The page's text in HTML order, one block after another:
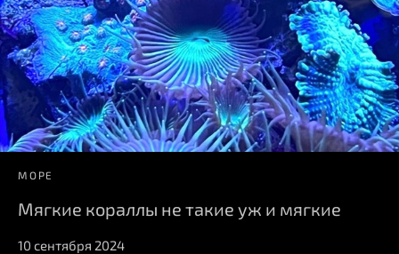
МОРЕ
Мягкие кораллы не такие уж и мягкие
10 сентября 2024